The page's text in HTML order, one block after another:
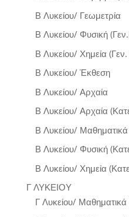
Β Λυκείου/ Γεωμετρία
Β Λυκείου/ Φυσική
Β Λυκείου/ Χημεία (Γεν.
Β Λυκείου/ Έκθεση
Β Λυκείου/ Αρχαία
Β Λυκείου/ Αρχαία
Β Λυκείου/
Β Λυκείου/ Φυσική
Β Λυκείου/ Χημεία
Γ ΛΥΚΕΙΟΥ
Γ Λυκείου/ Μαθηματικά